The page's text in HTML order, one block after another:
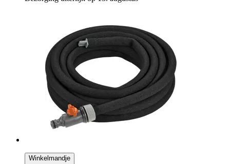
Winkelmandje